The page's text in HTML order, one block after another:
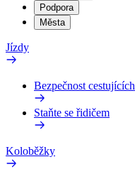
Podpora
Města
Jízdy
Bezpečnost cestujících
Staňte se řidičem
Koloběžky